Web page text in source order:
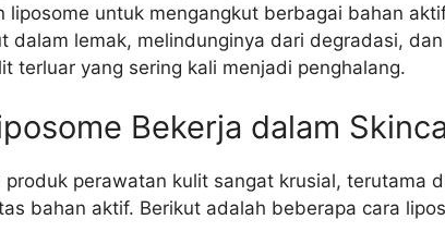
liposome untuk mengangkut berbagai bahan
dalam lemak, melindunginya dari degradasi,
terluar yang sering kali menjadi penghalang.
Bekerja dalam
produk perawatan kulit sangat krusial, terutama
bahan aktif. Berikut adalah beberapa cara